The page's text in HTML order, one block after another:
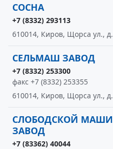
СОСНА
+7 (8332) 293113
610014, Киров, Щорса ул.,
СЕЛЬМАШ ЗАВОД
+7 (8332) 253300
факс +7 (8332) 253355
610014, Киров, Щорса ул.,
СЛОБОДСКОЙ
ЗАВОД
+7 (83362) 40044